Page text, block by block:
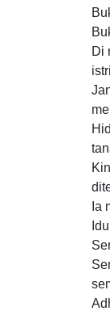
Di
Ia